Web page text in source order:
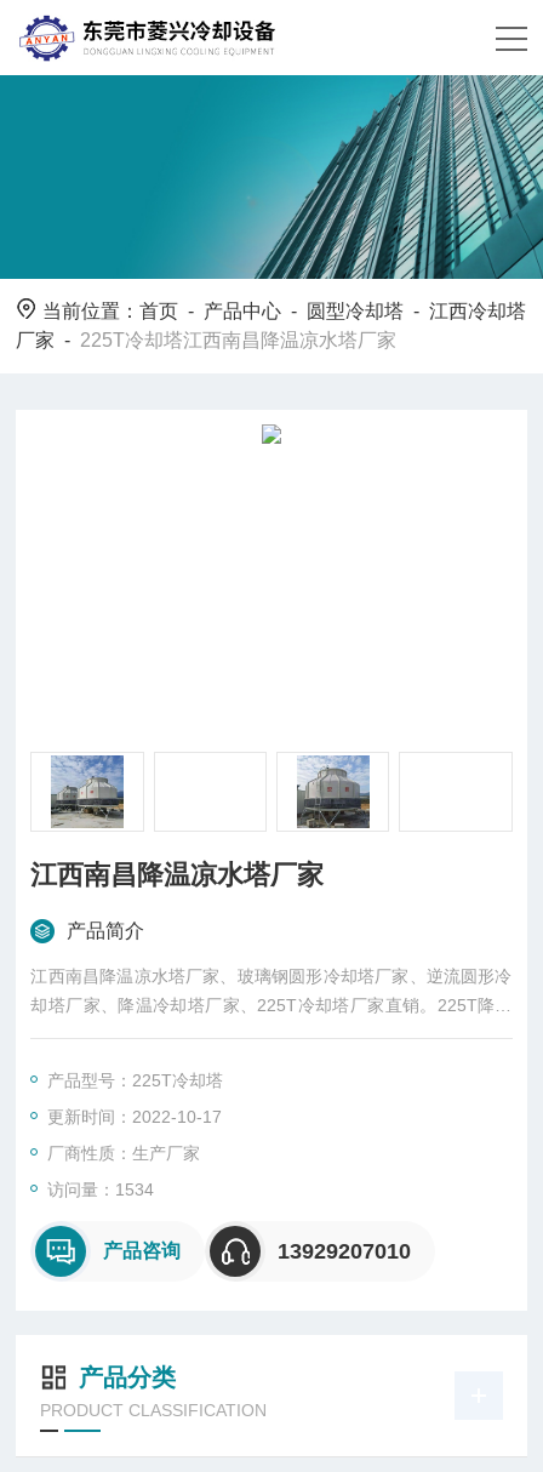
当前位置：首页 - 产品中心 - 圆型冷却塔 -江西冷却塔
厂家 - 225T冷却塔江西南昌降温凉水塔厂家
江西南昌降温凉水塔厂家
产品简介
江西南昌降温凉水塔厂家、玻璃钢圆形冷却塔厂家、逆流圆形冷
却塔厂家、降温冷却塔厂家、225T冷却塔厂家直销。225T降温
冷却塔厂家、江西南昌圆形冷却塔厂家、南昌降温冷却塔厂家直
产品型号：225T冷却塔
更新时间：2022-10-17
厂商性质：生产厂家
访问量：1534
产品咨询 13929207010
产品分类
PRODUCT CLASSIFICATION